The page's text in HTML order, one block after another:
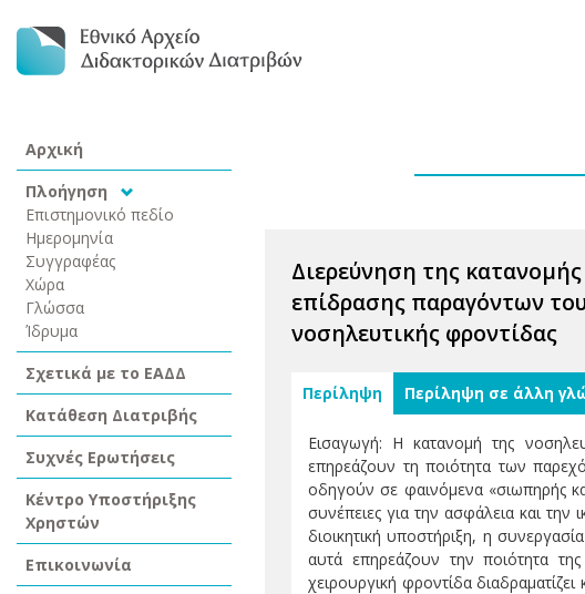
Αρχική
Πλοήγηση
Επιστημονικό πεδίο
Ημερομηνία
Συγγραφέας
Χώρα
Γλώσσα
Ίδρυμα
Σχετικά με το ΕΑΔΔ
Κατάθεση Διατριβής
Συχνές Ερωτήσεις
Κέντρο Υποστήριξης
Χρηστών
Επικοινωνία
Διερεύνηση της
επίδρασης παραγόντων
νοσηλευτικής φροντίδας
Περίληψη Περίληψη σε άλλη
Εισαγωγή: Η κατανομή της
επηρεάζουν τη ποιότητα των
οδηγούν σε φαινόμενα «σιωπηρής
συνέπειες για την ασφάλεια και
διοικητική υποστήριξη, η
αυτά επηρεάζουν την ποιότητα
χειρουργική φροντίδα